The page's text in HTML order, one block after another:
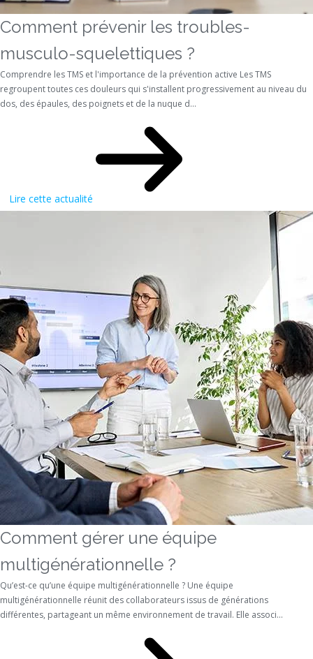
Comment prévenir les troubles-
musculo-squelettiques ?
Comprendre les TMS et l'importance de la prévention active Les TMS
regroupent toutes ces douleurs qui s'installent progressivement au niveau du
dos, des épaules, des poignets et de la nuque d...
Lire cette actualité
Comment gérer une équipe
multigénérationnelle ?
Qu’est-ce qu’une équipe multigénérationnelle ? Une équipe
multigénérationnelle réunit des collaborateurs issus de générations
différentes, partageant un même environnement de travail. Elle associ...